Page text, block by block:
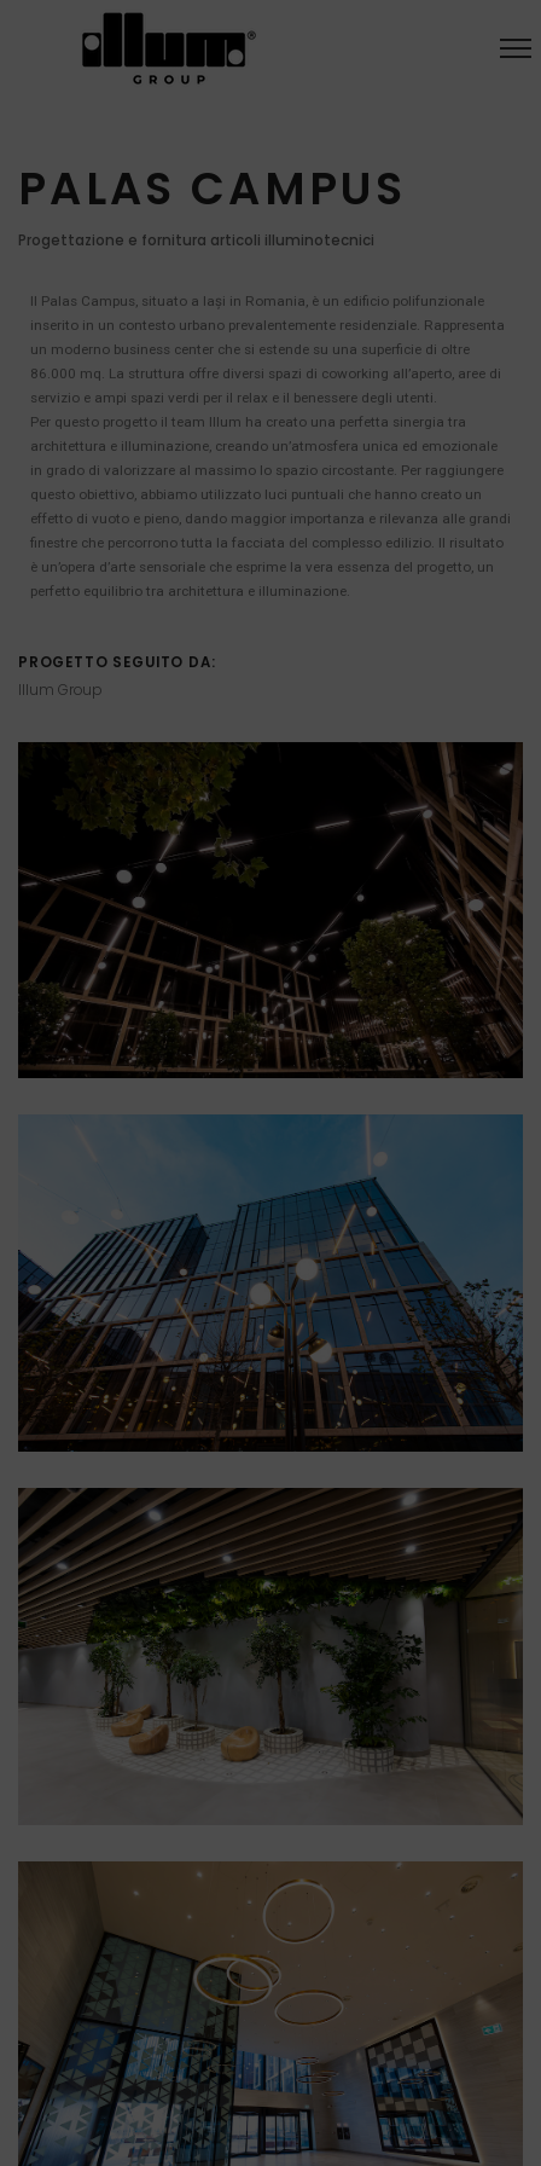
PALAS CAMPUS
Progettazione e fornitura articoli illuminotecnici
Il Palas Campus, situato a Iași in Romania, è un edificio polifunzionale
inserito in un contesto urbano prevalentemente residenziale. Rappresenta
un moderno business center che si estende su una superficie di oltre
86.000 mq. La struttura offre diversi spazi di coworking all’aperto, aree di
servizio e ampi spazi verdi per il relax e il benessere degli utenti.
Per questo progetto il team Illum ha creato una perfetta sinergia tra
architettura e illuminazione, creando un’atmosfera unica ed emozionale
in grado di valorizzare al massimo lo spazio circostante. Per raggiungere
questo obiettivo, abbiamo utilizzato luci puntuali che hanno creato un
effetto di vuoto e pieno, dando maggior importanza e rilevanza alle grandi
finestre che percorrono tutta la facciata del complesso edilizio. Il risultato
è un’opera d’arte sensoriale che esprime la vera essenza del progetto, un
perfetto equilibrio tra architettura e illuminazione.
PROGETTO SEGUITO DA:
Illum Group